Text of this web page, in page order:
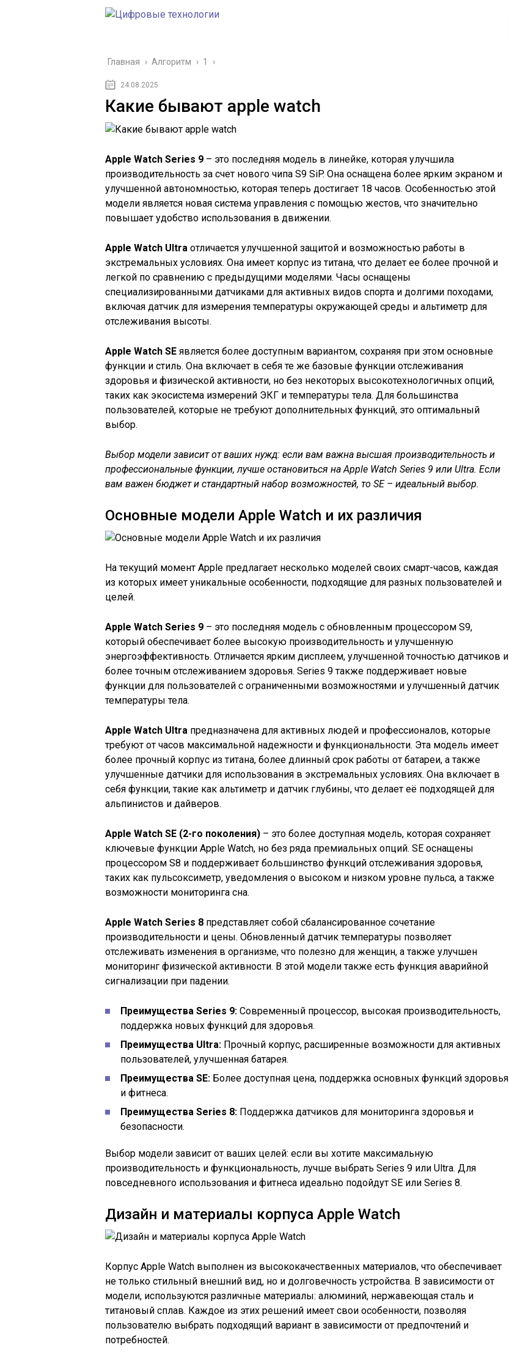
Главная › Алгоритм › 1 ›
24.08.2025
Какие бывают apple watch
Apple Watch Series 9 – это последняя модель в линейке, которая улучшила
производительность за счет нового чипа S9 SiP. Она оснащена более ярким экраном и
улучшенной автономностью, которая теперь достигает 18 часов. Особенностью этой
модели является новая система управления с помощью жестов, что значительно
повышает удобство использования в движении.
Apple Watch Ultra отличается улучшенной защитой и возможностью работы в
экстремальных условиях. Она имеет корпус из титана, что делает ее более прочной и
легкой по сравнению с предыдущими моделями. Часы оснащены
специализированными датчиками для активных видов спорта и долгими походами,
включая датчик для измерения температуры окружающей среды и альтиметр для
отслеживания высоты.
Apple Watch SE является более доступным вариантом, сохраняя при этом основные
функции и стиль. Она включает в себя те же базовые функции отслеживания
здоровья и физической активности, но без некоторых высокотехнологичных опций,
таких как экосистема измерений ЭКГ и температуры тела. Для большинства
пользователей, которые не требуют дополнительных функций, это оптимальный
выбор.
Выбор модели зависит от ваших нужд: если вам важна высшая производительность и
профессиональные функции, лучше остановиться на Apple Watch Series 9 или Ultra. Если
вам важен бюджет и стандартный набор возможностей, то SE – идеальный выбор.
Основные модели Apple Watch и их различия
На текущий момент Apple предлагает несколько моделей своих смарт-часов, каждая
из которых имеет уникальные особенности, подходящие для разных пользователей и
целей.
Apple Watch Series 9 – это последняя модель с обновленным процессором S9,
который обеспечивает более высокую производительность и улучшенную
энергоэффективность. Отличается ярким дисплеем, улучшенной точностью датчиков и
более точным отслеживанием здоровья. Series 9 также поддерживает новые
функции для пользователей с ограниченными возможностями и улучшенный датчик
температуры тела.
Apple Watch Ultra предназначена для активных людей и профессионалов, которые
требуют от часов максимальной надежности и функциональности. Эта модель имеет
более прочный корпус из титана, более длинный срок работы от батареи, а также
улучшенные датчики для использования в экстремальных условиях. Она включает в
себя функции, такие как альтиметр и датчик глубины, что делает её подходящей для
альпинистов и дайверов.
Apple Watch SE (2-го поколения) – это более доступная модель, которая сохраняет
ключевые функции Apple Watch, но без ряда премиальных опций. SE оснащены
процессором S8 и поддерживает большинство функций отслеживания здоровья,
таких как пульсоксиметр, уведомления о высоком и низком уровне пульса, а также
возможности мониторинга сна.
Apple Watch Series 8 представляет собой сбалансированное сочетание
производительности и цены. Обновленный датчик температуры позволяет
отслеживать изменения в организме, что полезно для женщин, а также улучшен
мониторинг физической активности. В этой модели также есть функция аварийной
сигнализации при падении.
Преимущества Series 9: Современный процессор, высокая производительность,
поддержка новых функций для здоровья.
Преимущества Ultra: Прочный корпус, расширенные возможности для активных
пользователей, улучшенная батарея.
Преимущества SE: Более доступная цена, поддержка основных функций здоровья
и фитнеса.
Преимущества Series 8: Поддержка датчиков для мониторинга здоровья и
безопасности.
Выбор модели зависит от ваших целей: если вы хотите максимальную
производительность и функциональность, лучше выбрать Series 9 или Ultra. Для
повседневного использования и фитнеса идеально подойдут SE или Series 8.
Дизайн и материалы корпуса Apple Watch
Корпус Apple Watch выполнен из высококачественных материалов, что обеспечивает
не только стильный внешний вид, но и долговечность устройства. В зависимости от
модели, используются различные материалы: алюминий, нержавеющая сталь и
титановый сплав. Каждое из этих решений имеет свои особенности, позволяя
пользователю выбрать подходящий вариант в зависимости от предпочтений и
потребностей.